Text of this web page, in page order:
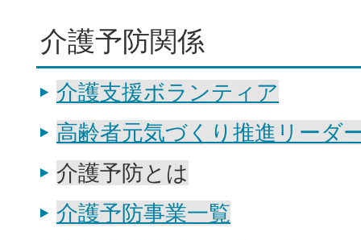
介護予防関係
介護支援ボランティア
高齢者元気づくり推進リーダ
介護予防とは
介護予防事業一覧